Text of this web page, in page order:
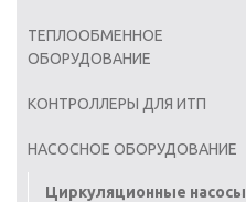
ТЕПЛООБМЕННОЕ
ОБОРУДОВАНИЕ
КОНТРОЛЛЕРЫ ДЛЯ ИТП
НАСОСНОЕ ОБОРУДОВАНИЕ
Циркуляционные насосы